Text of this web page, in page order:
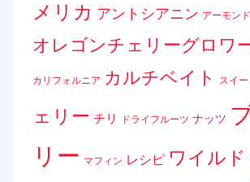
メリカ アントシアニン アーモンド
オレゴンチェリーグロワ
カリフォルニア カルチベイト スイ
ェリー チリ ドライフルーツ ナッツ
リー マフィン レシピ ワイルド